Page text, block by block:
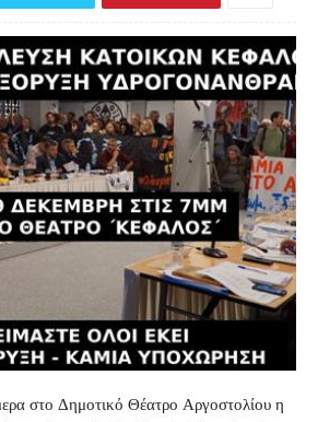
στο Δημοτικό Θέατρο Αργοστολίου η